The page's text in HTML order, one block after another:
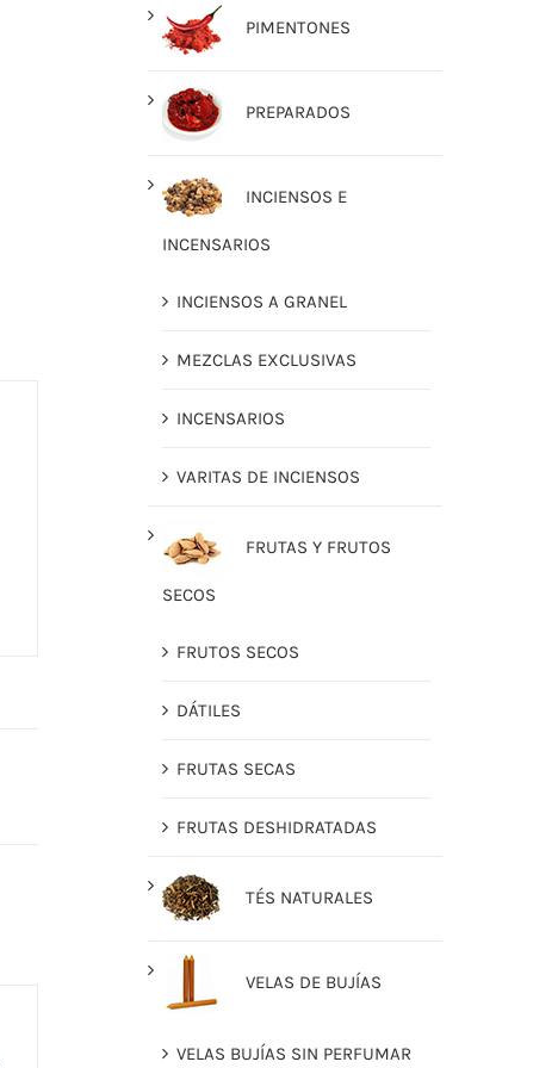
PIMENTONES
PREPARADOS
INCIENSOS E
INCENSARIOS
INCIENSOS A GRANEL
MEZCLAS EXCLUSIVAS
INCENSARIOS
VARITAS DE INCIENSOS
FRUTAS Y FRUTOS
SECOS
FRUTOS SECOS
DÁTILES
FRUTAS SECAS
FRUTAS DESHIDRATADAS
TÉS NATURALES
VELAS DE BUJÍAS
VELAS BUJÍAS SIN PERFUMAR